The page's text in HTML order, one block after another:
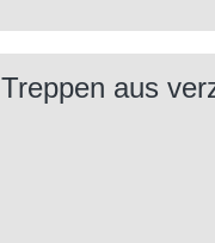
Treppen aus